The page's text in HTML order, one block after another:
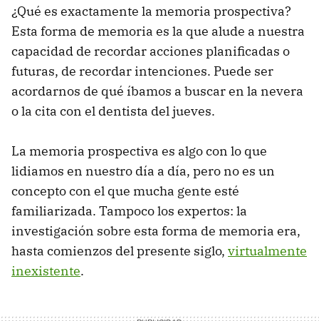
¿Qué es exactamente la memoria prospectiva?
Esta forma de memoria es la que alude a nuestra
capacidad de recordar acciones planificadas o
futuras, de recordar intenciones. Puede ser
acordarnos de qué íbamos a buscar en la nevera
o la cita con el dentista del jueves.
La memoria prospectiva es algo con lo que
lidiamos en nuestro día a día, pero no es un
concepto con el que mucha gente esté
familiarizada. Tampoco los expertos: la
investigación sobre esta forma de memoria era,
hasta comienzos del presente siglo, virtualmente
inexistente.